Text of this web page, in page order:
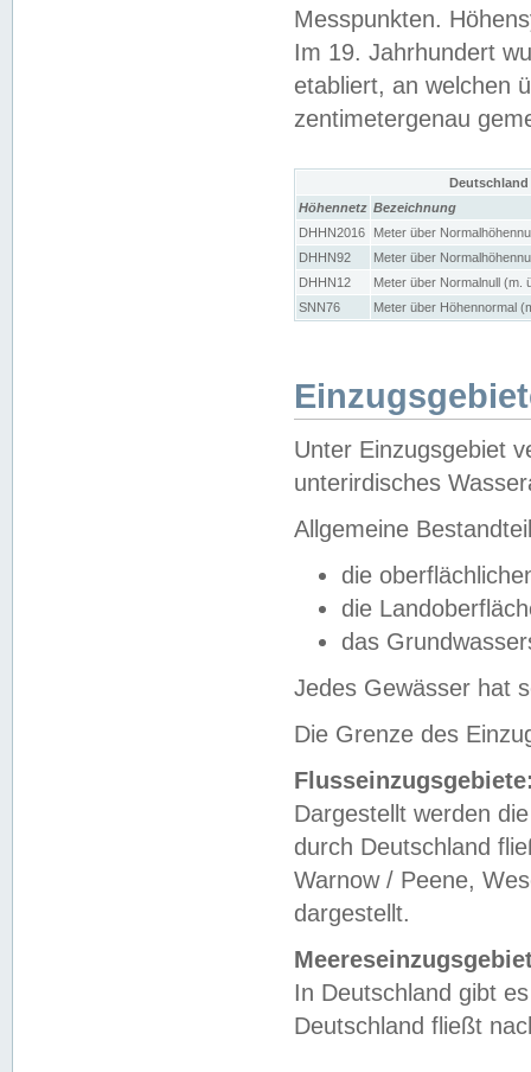
Messpunkten.
Im 19. Jahrhundert
etabliert, an welchen
zentimetergenau
Höhennetz Bezeichnung
DHHN2016
Meter über
DHHN92
Meter über
DHHN12
Meter über Normalnull (m.
SNN76
Meter über Höhennormal
Unter Einzugsgebiet
unterirdisches
Allgemeine
die
die
das
Jedes Gewässer hat
Die Grenze des
Dargestellt werden
durch Deutschland
Warnow / Peene,
dargestellt.
In Deutschland gibt
Deutschland fließt